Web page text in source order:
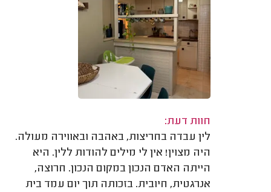
חוות דעת:
לין עבדה בחריצות, באהבה ובאווירה מעולה.
היה מצוין! אין לי מילים להודות ללין. היא
הייתה האדם הנכון במקום הנכון. חרוצה,
אנרגטית, חיובית. בזכותה תוך יום עמד בית